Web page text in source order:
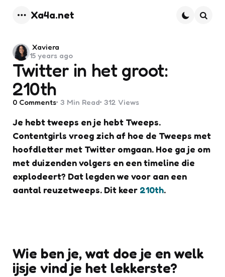
Xa4a.net
Twitter in het groot:
210th
Posted
by
Xaviera
15 years ago
0 Comments 3 Min Read 312 Views
Je hebt tweeps en je hebt Tweeps.
Contentgirls vroeg zich af hoe de Tweeps met
hoofdletter met Twitter omgaan. Hoe ga je om
met duizenden volgers en een timeline die
explodeert? Dat legden we voor aan een
aantal reuzetweeps. Dit keer 210th.
Wie ben je, wat doe je en welk
ijsje vind je het lekkerste?